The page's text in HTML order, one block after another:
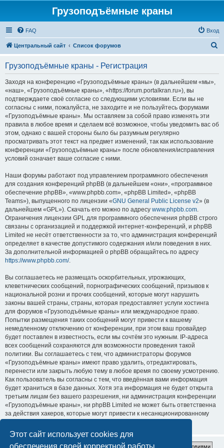
Этот сайт использует cookies для
обеспечения своей корректной работы.
Грузоподъёмные краны
FAQ Вход
Центральный сайт Список форумов
Грузоподъёмные краны - Регистрация
Заходя на конференцию «Грузоподъёмные краны» (в дальнейшем «мы»,
«наш», «Грузоподъёмные краны», «https://forum.portalkran.ru»), вы
подтверждаете своё согласие со следующими условиями. Если вы не
согласны с ними, пожалуйста, не заходите и не пользуйтесь форумами
«Грузоподъёмные краны». Мы оставляем за собой право изменять эти
правила в любое время и сделаем всё возможное, чтобы уведомить вас об
этом, однако с вашей стороны было бы разумным регулярно
просматривать этот текст на предмет изменений, так как использование
конференции «Грузоподъёмные краны» после обновления/исправления
условий означает ваше согласие с ними.
Наши форумы работают под управлением программного обеспечения
для создания конференций phpBB (в дальнейшем «они», «программное
обеспечение phpBB», «www.phpbb.com», «phpBB Limited», «phpBB
Teams»), выпущенного по лицензии «GNU General Public License v2» (в
дальнейшем «GPL»). Скачать его можно по адресу www.phpbb.com.
Ограничения лицензии GPL для программного обеспечения phpBB строго
связаны с организацией и поддержкой интернет-конференций, и phpBB
Limited не несёт ответственности за то, что администрация конференций
определяет в качестве допустимого содержания и/или поведения в них.
За дополнительной информацией о phpBB обращайтесь по адресу
https://www.phpbb.com/.
Вы соглашаетесь не размещать оскорбительных, угрожающих,
клеветнических сообщений, порнографических сообщений, призывов к
национальной розни и прочих сообщений, которые могут нарушить
законы вашей страны, страны, которая предоставляет услуги хостинга
для форумов «Грузоподъёмные краны» или международное право.
Попытки размещения таких сообщений могут привести к вашему
немедленному отключению от конференции, при этом ваш провайдер
будет поставлен в известность, если мы сочтём это нужным. IP-адреса
всех сообщений сохраняются для возможности проведения такой
политики. Вы соглашаетесь с тем, что администраторы форумов
«Грузоподъёмные краны» имеют право удалить, отредактировать,
перенести или закрыть любую тему в любое время по своему усмотрению.
Как пользователь вы согласны с тем, что введённая вами информация
будет храниться в базе данных. Хотя эта информация не будет открыта
третьим лицам без вашего разрешения, ни администрация конференции
«Грузоподъёмные краны», ни phpBB Limited не может быть ответственна
за действия хакеров, которые могут привести к несанкционированному